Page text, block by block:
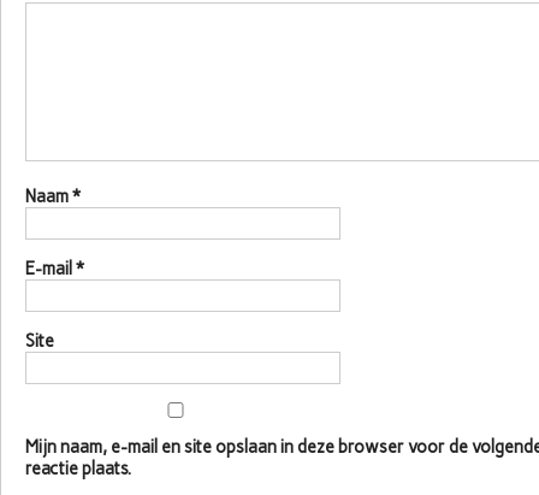
Naam*
E-mail *
Site
Mijn naam, e-mail en site opslaan in deze browser voor de
reactie plaats.